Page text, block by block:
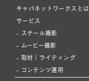
キャパネットワークスとは
サービス
- スチール撮影
- ムービー撮影
- 取材｜ライティング
- コンテンツ運用